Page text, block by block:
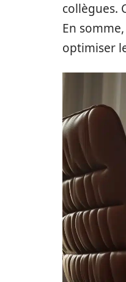
collègues.
En
optimiser